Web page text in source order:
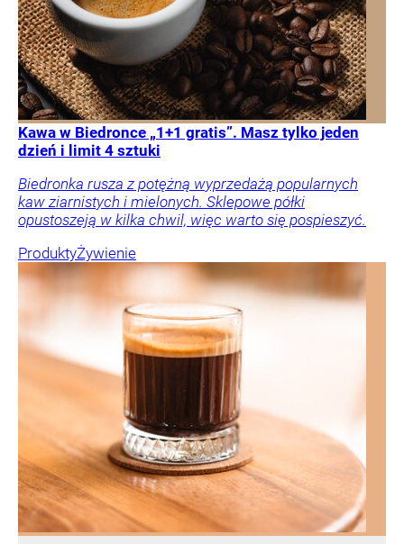
Kawa w Biedronce „1+1 gratis”. Masz tylko jeden
dzień i limit 4 sztuki
Biedronka rusza z potężną wyprzedażą popularnych
kaw ziarnistych i mielonych. Sklepowe półki
opustoszeją w kilka chwil, więc warto się pospieszyć.
ProduktyŻywienie